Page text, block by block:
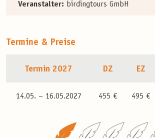
Veranstalter: birdingtours GmbH
Termine & Preise
Termin 2027 DZ EZ
14.05. – 16.05.2027 455 € 495 €